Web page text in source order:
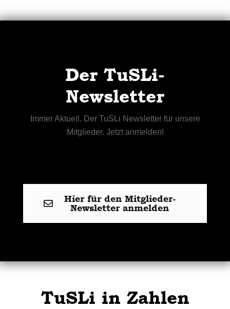
Der TuSLi-
Newsletter
Immer Aktuell. Der TuSLi Newsletter für unsere
Mitglieder. Jetzt anmelden!
Hier für den Mitglieder-
Newsletter anmelden
TuSLi in Zahlen